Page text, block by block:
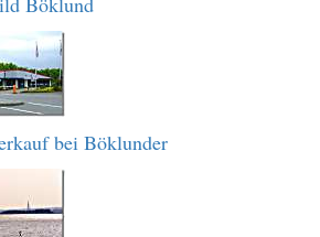
bei Böklunder